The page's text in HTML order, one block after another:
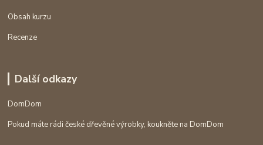
Obsah kurzu
Recenze
Další odkazy
DomDom
Pokud máte rádi české dřevěné výrobky, koukněte na DomDom